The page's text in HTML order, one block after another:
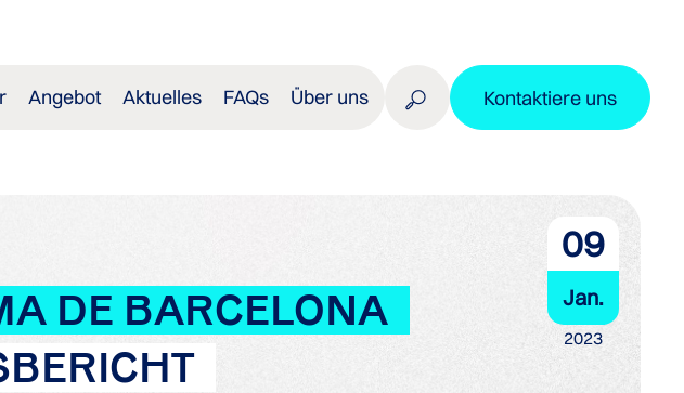
Angebot Aktuelles FAQs Über uns Kontaktiere uns
DE BARCELONA
09
Jan.
2023